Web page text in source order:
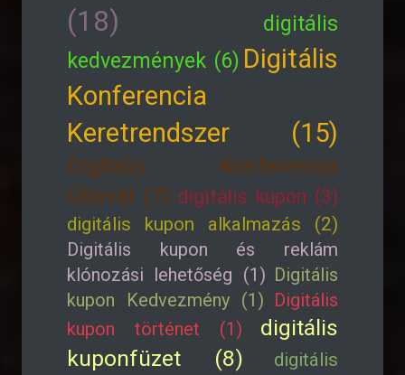
(18)
digitális
kedvezmények (6) Digitális
Konferencia
Keretrendszer (15)
Digitális Konferencia
Útlevél (7) digitális kupon (3)
digitális kupon alkalmazás (2)
Digitális kupon és reklám
klónozási lehetőség (1) Digitális
kupon Kedvezmény (1) Digitális
kupon történet (1)
digitális
kuponfüzet (8)
digitális